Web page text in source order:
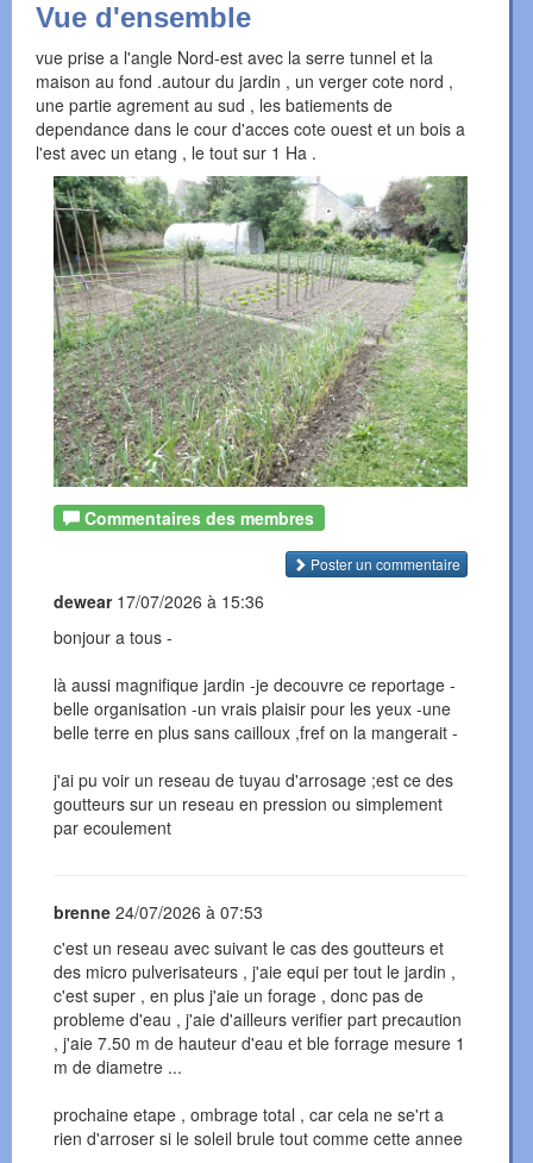
Vue d'ensemble
vue prise a l'angle Nord-est avec la serre tunnel et la
maison au fond .autour du jardin , un verger cote nord ,
une partie agrement au sud , les batiements de
dependance dans le cour d'acces cote ouest et un bois a
l'est avec un etang , le tout sur 1 Ha .
Commentaires des membres
Poster un commentaire
dewear 17/07/2026 à 15:36
bonjour a tous -
là aussi magnifique jardin -je decouvre ce reportage -
belle organisation -un vrais plaisir pour les yeux -une
belle terre en plus sans cailloux ,fref on la mangerait -
j'ai pu voir un reseau de tuyau d'arrosage ;est ce des
goutteurs sur un reseau en pression ou simplement
par ecoulement
brenne 24/07/2026 à 07:53
c'est un reseau avec suivant le cas des goutteurs et
des micro pulverisateurs , j'aie equi per tout le jardin ,
c'est super , en plus j'aie un forage , donc pas de
probleme d'eau , j'aie d'ailleurs verifier part precaution
, j'aie 7.50 m de hauteur d'eau et ble forrage mesure 1
m de diametre ...
prochaine etape , ombrage total , car cela ne se'rt a
rien d'arroser si le soleil brule tout comme cette annee